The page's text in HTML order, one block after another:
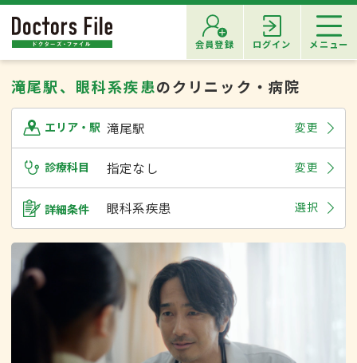
会員登録 ログイン メニュー
滝尾駅、眼科系疾患のクリニック・病院
エリア・駅 滝尾駅 変更
診療科目 指定なし 変更
詳細条件 眼科系疾患 選択